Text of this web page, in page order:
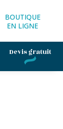
BOUTIQUE
EN LIGNE
Devis gratuit